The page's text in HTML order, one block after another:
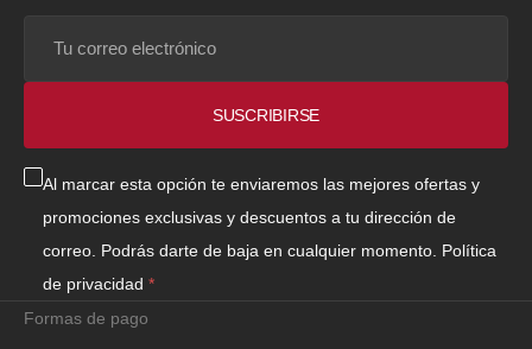
SUSCRIBIRSE
Al marcar esta opción te enviaremos las mejores ofertas y
promociones exclusivas y descuentos a tu dirección de
correo. Podrás darte de baja en cualquier momento. Política
de privacidad
Formas de pago